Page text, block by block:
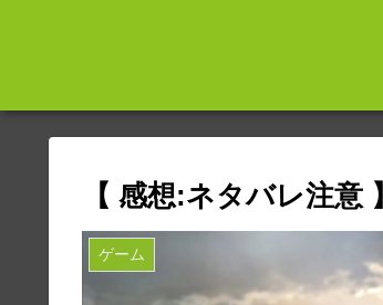
【 感想:ネタバレ注
ゲーム